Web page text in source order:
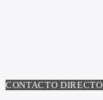
CONTACTO DIRECTO